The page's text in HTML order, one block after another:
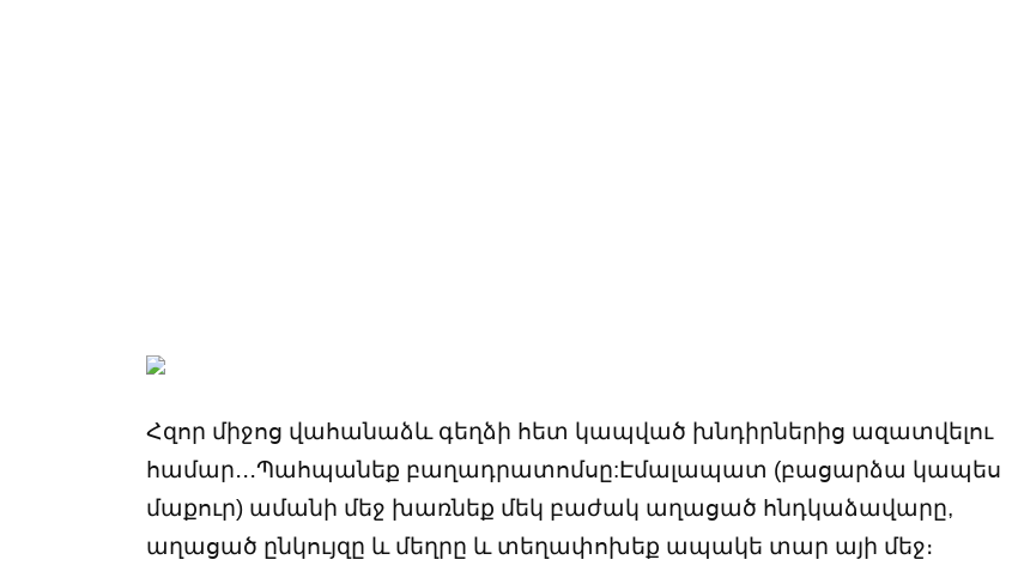
Հզոր միջոց վահանաձև գեղձի հետ կապված խնդիրներից ազատվելու
համար․․․Պահպանեք բաղադրատոմսը:Էմալապատ (բացարձա կապես
մաքուր) ամանի մեջ խառնեք մեկ բաժակ աղացած հնդկաձավարը,
աղացած ընկույզը և մեղրը և տեղափոխեք ապակե տար այի մեջ։